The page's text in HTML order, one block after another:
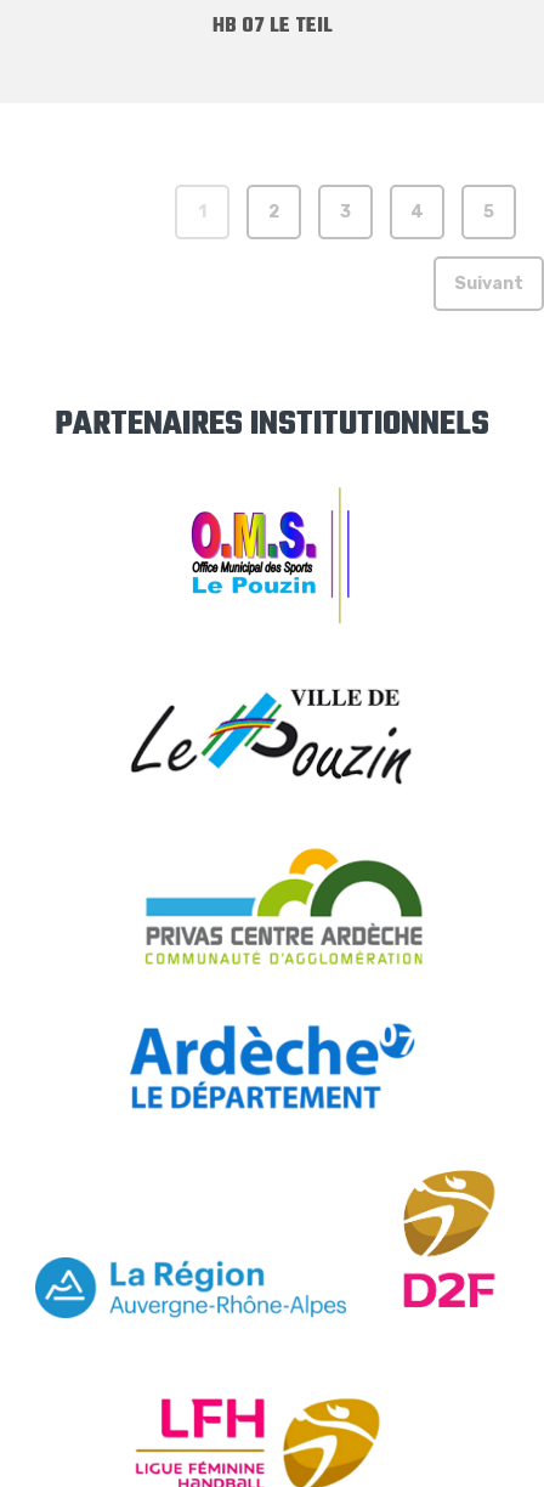
HB 07 LE TEIL
1 2 3 4 5
Suivant
PARTENAIRES INSTITUTIONNELS